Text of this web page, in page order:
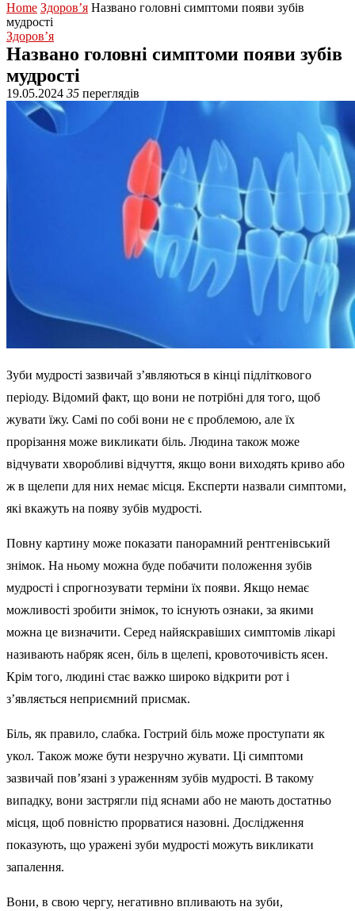
Home Здоров’я Названо головні симптоми появи зубів
мудрості
Здоров’я
Названо головні симптоми появи зубів
мудрості
19.05.2024 35 переглядів
Зуби мудрості зазвичай з’являються в кінці підліткового
періоду. Відомий факт, що вони не потрібні для того, щоб
жувати їжу. Самі по собі вони не є проблемою, але їх
прорізання може викликати біль. Людина також може
відчувати хворобливі відчуття, якщо вони виходять криво або
ж в щелепи для них немає місця. Експерти назвали симптоми,
які вкажуть на появу зубів мудрості.
Повну картину може показати панорамний рентгенівський
знімок. На ньому можна буде побачити положення зубів
мудрості і спрогнозувати терміни їх появи. Якщо немає
можливості зробити знімок, то існують ознаки, за якими
можна це визначити. Серед найяскравіших симптомів лікарі
називають набряк ясен, біль в щелепі, кровоточивість ясен.
Крім того, людині стає важко широко відкрити рот і
з’являється неприємний присмак.
Біль, як правило, слабка. Гострий біль може проступати як
укол. Також може бути незручно жувати. Ці симптоми
зазвичай пов’язані з ураженням зубів мудрості. В такому
випадку, вони застрягли під яснами або не мають достатньо
місця, щоб повністю прорватися назовні. Дослідження
показують, що уражені зуби мудрості можуть викликати
запалення.
Вони, в свою чергу, негативно впливають на зуби,